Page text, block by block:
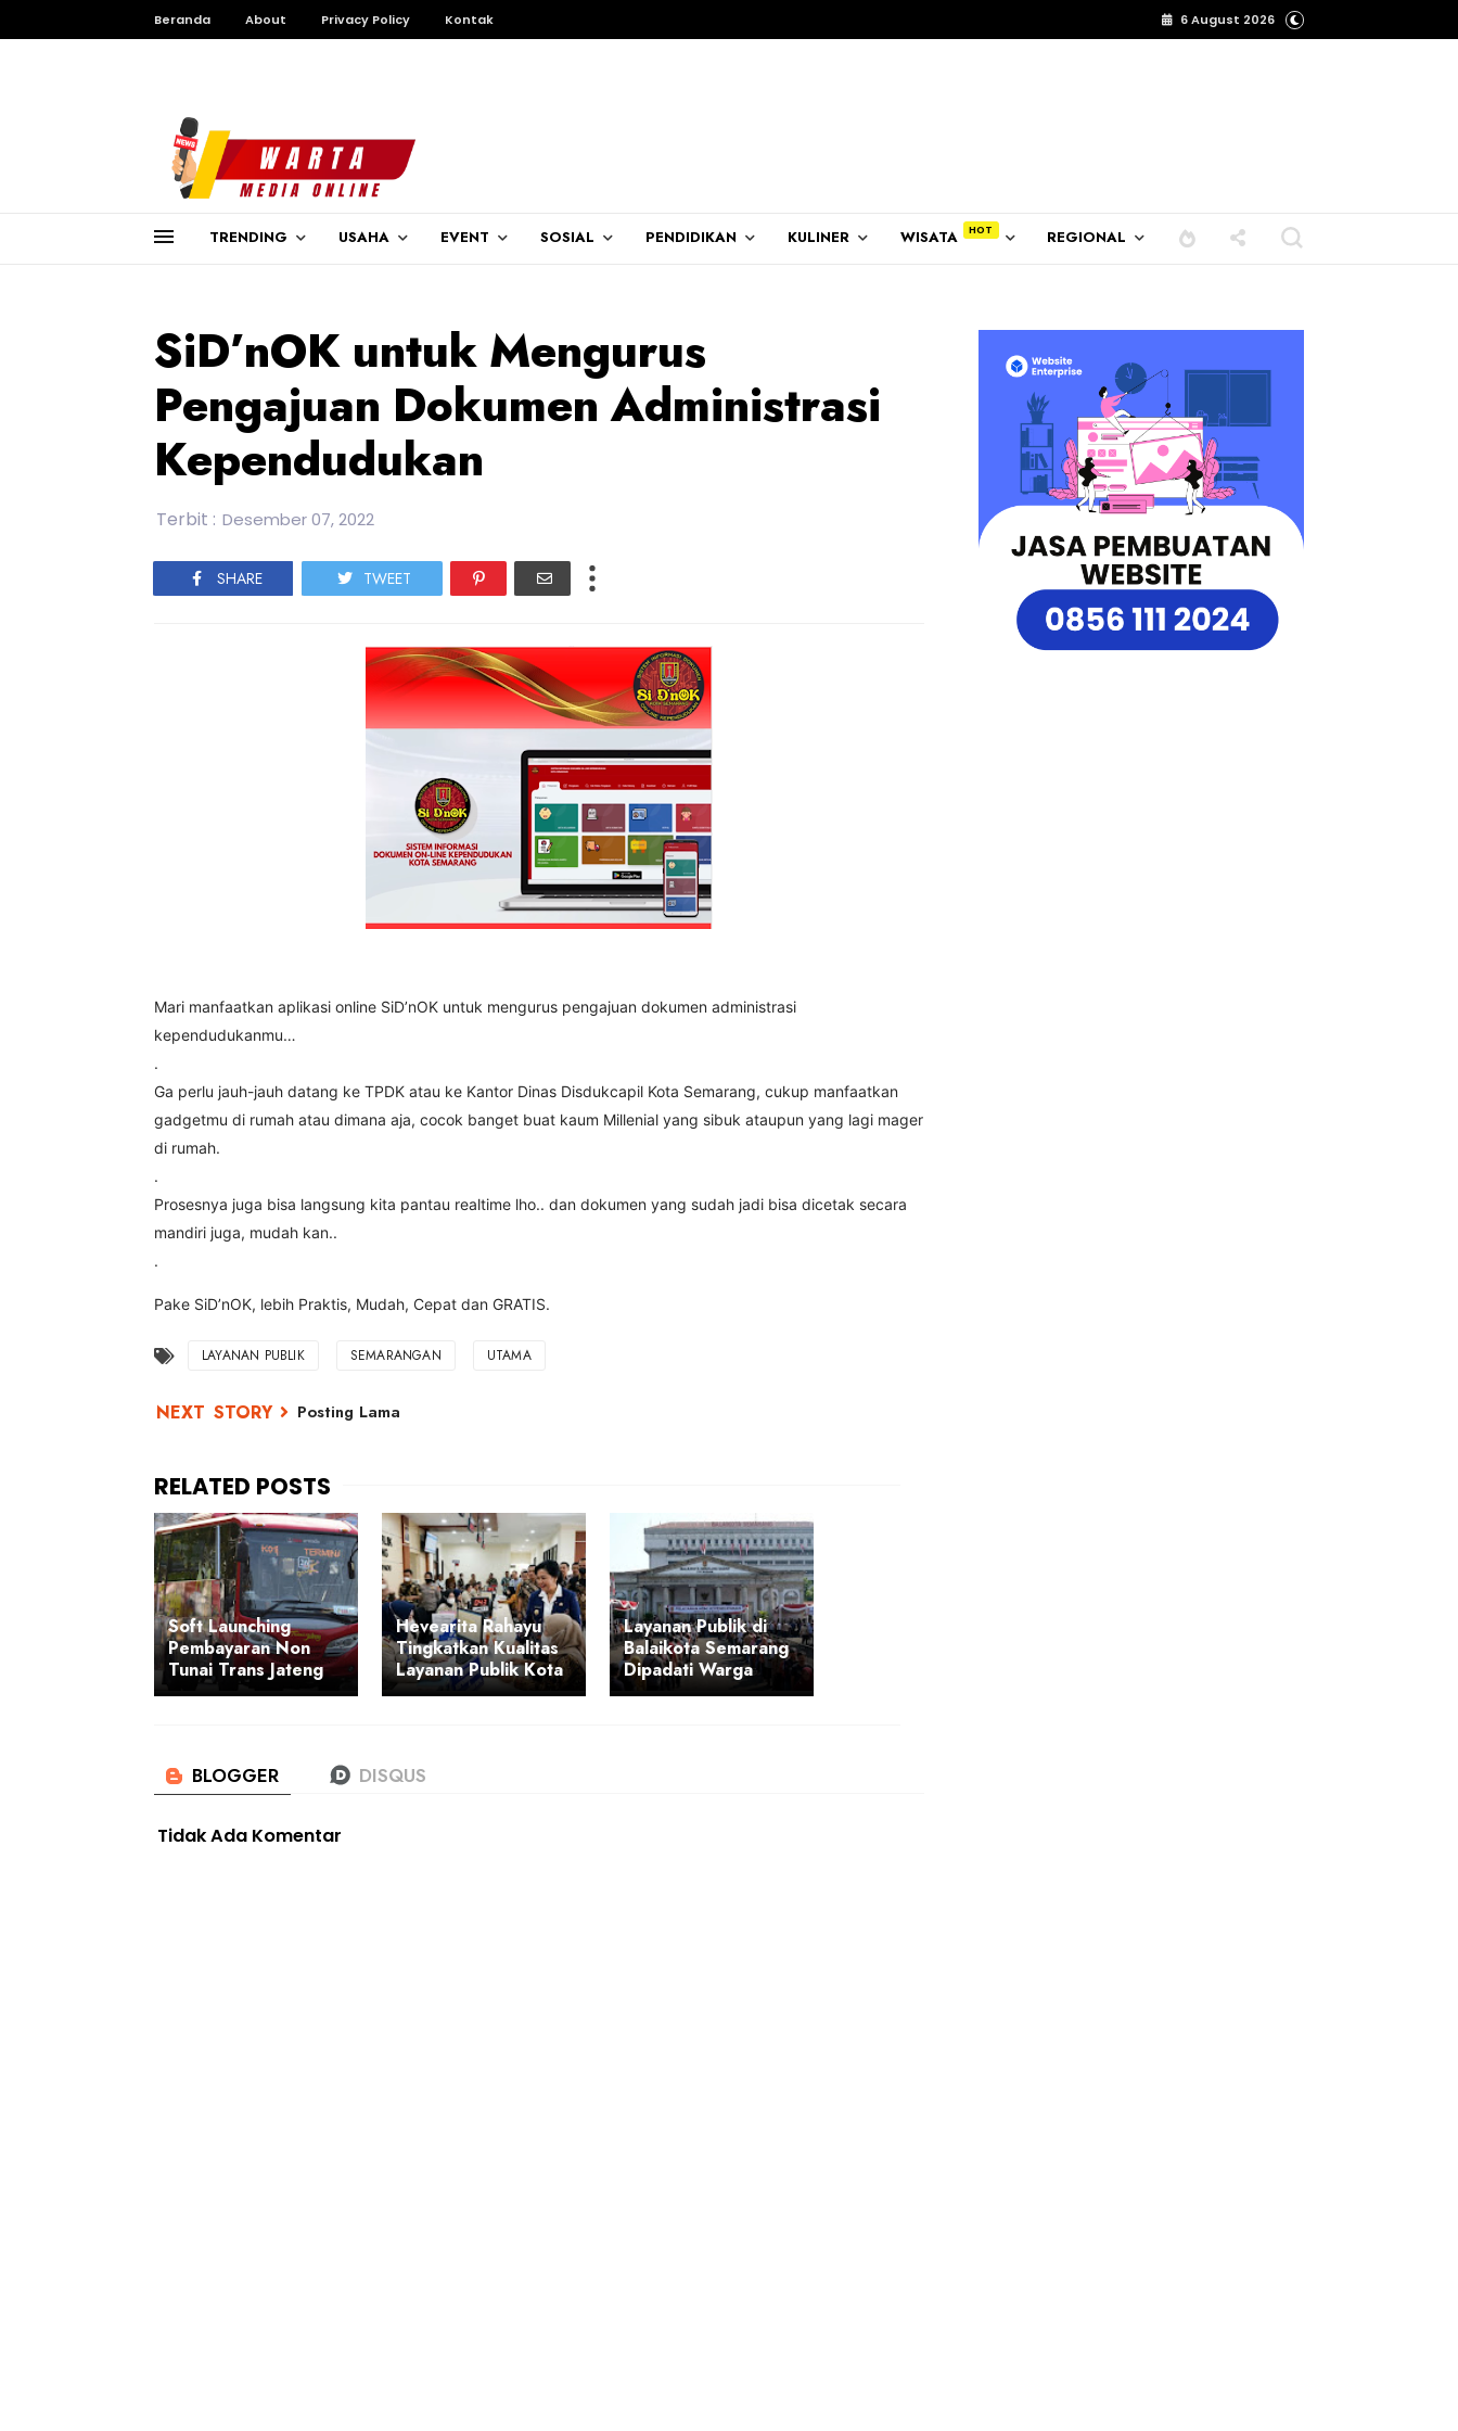
Beranda About Privacy Policy Kontak 6 August 2026
TRENDING USAHA EVENT SOSIAL PENDIDIKAN KULINER WISATA REGIONAL
SiD’nOK untuk Mengurus
Pengajuan Dokumen Administrasi
Kependudukan
Terbit : Desember 07, 2022
SHARE TWEET
Mari manfaatkan aplikasi online SiD’nOK untuk mengurus pengajuan dokumen administrasi
kependudukanmu…
.
Ga perlu jauh-jauh datang ke TPDK atau ke Kantor Dinas Disdukcapil Kota Semarang, cukup manfaatkan
gadgetmu di rumah atau dimana aja, cocok banget buat kaum Millenial yang sibuk ataupun yang lagi mager
di rumah.
.
Prosesnya juga bisa langsung kita pantau realtime lho.. dan dokumen yang sudah jadi bisa dicetak secara
mandiri juga, mudah kan..
.
Pake SiD’nOK, lebih Praktis, Mudah, Cepat dan GRATIS.
LAYANAN PUBLIK SEMARANGAN UTAMA
Posting Lama
Soft Launching
Pembayaran Non
Tunai Trans Jateng
Hevearita Rahayu
Tingkatkan Kualitas
Layanan Publik Kota
Layanan Publik di
Balaikota Semarang
Dipadati Warga
Tidak Ada Komentar